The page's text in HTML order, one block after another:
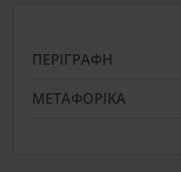
ΠΕΡΙΓΡΑΦΉ
ΜΕΤΑΦΟΡΙΚΆ